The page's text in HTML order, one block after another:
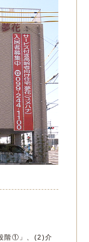
階①」、(2)介